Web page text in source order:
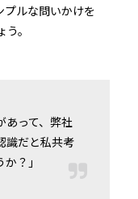
プルな問いかけを
。
あって、弊社
識だと私共考
？」